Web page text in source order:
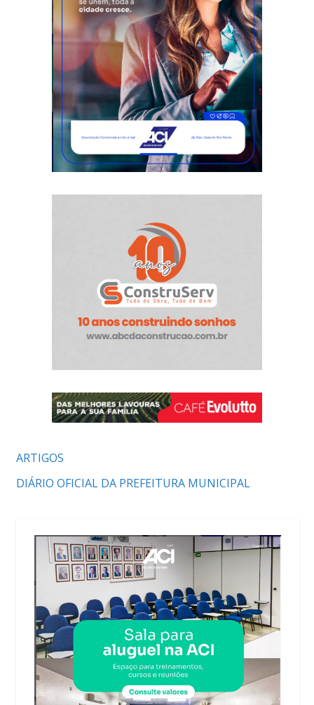
ARTIGOS
DIÁRIO OFICIAL DA PREFEITURA MUNICIPAL